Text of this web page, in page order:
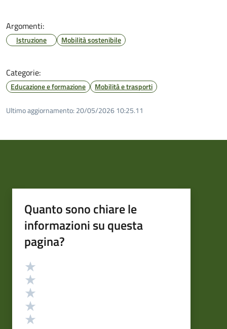
Argomenti:
Istruzione Mobilità sostenibile
Categorie:
Educazione e formazione Mobilità e trasporti
Ultimo aggiornamento: 20/05/2026 10:25.11
Quanto sono chiare le
informazioni su questa
pagina?
Valutazione